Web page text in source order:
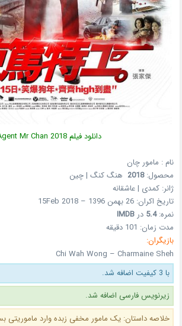
دانلود فیلم Agent Mr Chan 2018
نام : مامور چان
محصول:2018 هنگ کنگ | چین
ژانر: کمدی | عاشقانه
تاریخ اکران: 26 بهمن 1396 – 15Feb 2018
نمره:5.4 درIMDB
مدت زمان: 101 دقیقه
بازیگران:
Chi Wah Wong – Charmaine Sheh
با 3 کیفیت اضافه شد.
زیرنویس فارسی اضافه شد.
خلاصه داستان: یک مامور مخفی زبده وارد ماموریتی